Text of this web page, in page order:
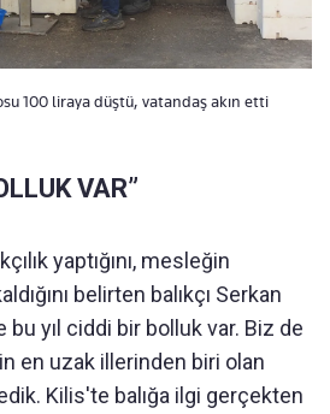
100 liraya düştü, vatandaş akın etti
VAR”
yaptığını, mesleğin
belirten balıkçı Serkan
bu yıl ciddi bir bolluk var. Biz de
en uzak illerinden biri olan
Kilis'te balığa ilgi gerçekten